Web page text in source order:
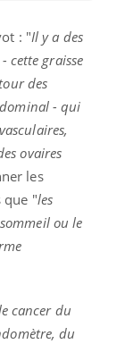
: "Il y a des
cette graisse
des
- qui
ovaires
les
que "les
ou le
cancer du
du